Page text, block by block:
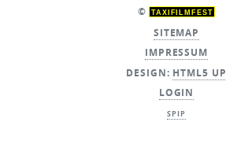
© TAXIFILMFEST
SITEMAP
IMPRESSUM
DESIGN: HTML5 UP
LOGIN
SPIP